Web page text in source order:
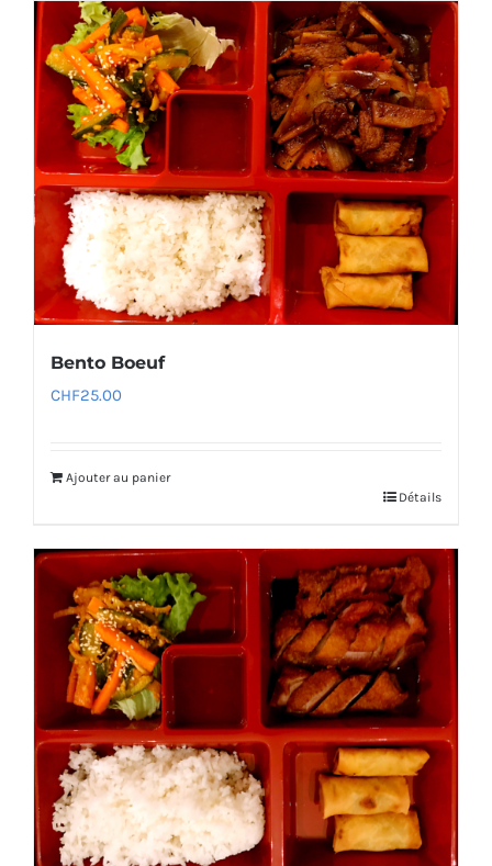
Bento Boeuf
CHF25.00
Ajouter au panier
Détails